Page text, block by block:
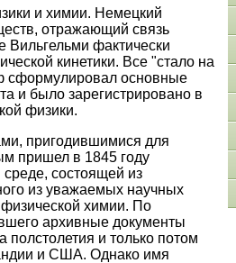
и химии. Немецкий
отражающий связь
Вильгельми фактически
кинетики. Все "стало на
сформулировал основные
и было зарегистрировано в
физики.
пригодившимися для
пришел в 1845 году
состоящей из
из уважаемых научных
химии. По
архивные документы
полстолетия и только потом
и США. Однако имя